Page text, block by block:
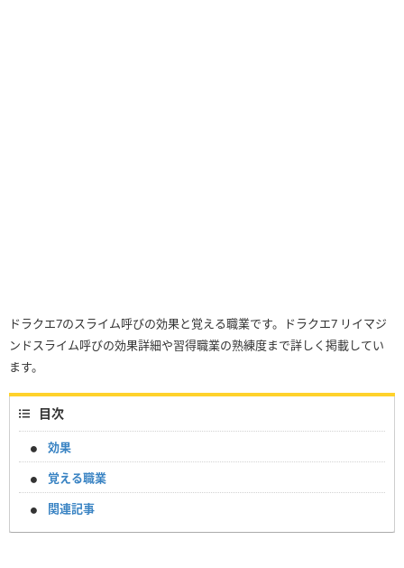
ドラクエ7のスライム呼びの効果と覚える職業です。ドラクエ7 リイマジ
ンドスライム呼びの効果詳細や習得職業の熟練度まで詳しく掲載してい
ます。
目次
効果
覚える職業
関連記事